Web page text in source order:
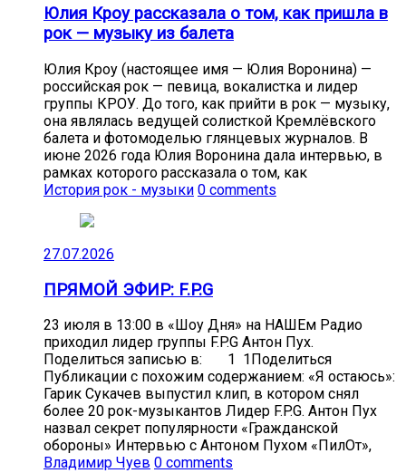
Юлия Кроу рассказала о том, как пришла в
рок — музыку из балета
Юлия Кроу (настоящее имя — Юлия Воронина) —
российская рок — певица, вокалистка и лидер
группы КРОУ. До того, как прийти в рок — музыку,
она являлась ведущей солисткой Кремлёвского
балета и фотомоделью глянцевых журналов. В
июне 2026 года Юлия Воронина дала интервью, в
рамках которого рассказала о том, как
История рок - музыки 0 comments
27.07.2026
ПРЯМОЙ ЭФИР: F.P.G
23 июля в 13:00 в «Шоу Дня» на НАШЕм Радио
приходил лидер группы F.P.G Антон Пух.
Поделиться записью в: 1 1Поделиться
Публикации с похожим содержанием: «Я остаюсь»:
Гарик Сукачев выпустил клип, в котором снял
более 20 рок-музыкантов Лидер F.P.G. Антон Пух
назвал секрет популярности «Гражданской
обороны» Интервью с Антоном Пухом «ПилОт»,
Владимир Чуев 0 comments